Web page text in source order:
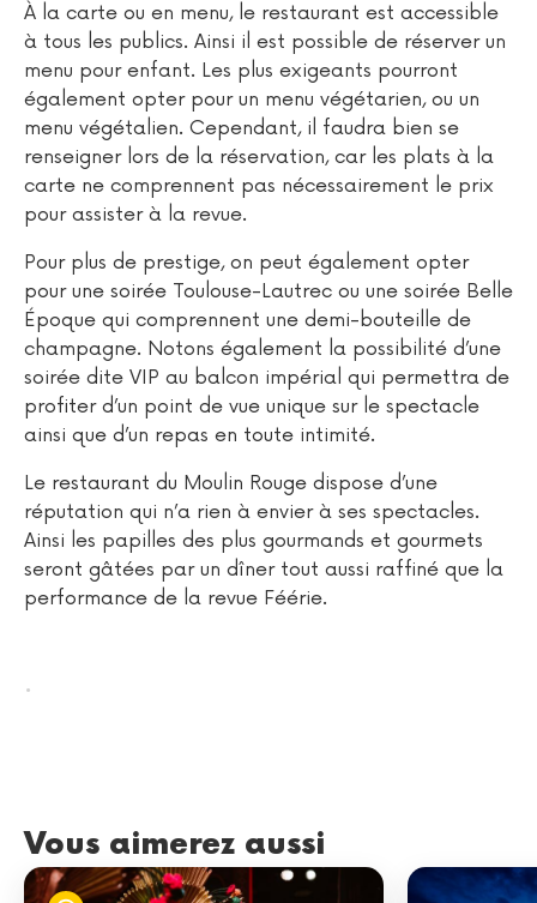
À la carte ou en menu, le restaurant est accessible
à tous les publics. Ainsi il est possible de réserver un
menu pour enfant. Les plus exigeants pourront
également opter pour un menu végétarien, ou un
menu végétalien. Cependant, il faudra bien se
renseigner lors de la réservation, car les plats à la
carte ne comprennent pas nécessairement le prix
pour assister à la revue.
Pour plus de prestige, on peut également opter
pour une soirée Toulouse-Lautrec ou une soirée Belle
Époque qui comprennent une demi-bouteille de
champagne. Notons également la possibilité d’une
soirée dite VIP au balcon impérial qui permettra de
profiter d’un point de vue unique sur le spectacle
ainsi que d’un repas en toute intimité.
Le restaurant du Moulin Rouge dispose d’une
réputation qui n’a rien à envier à ses spectacles.
Ainsi les papilles des plus gourmands et gourmets
seront gâtées par un dîner tout aussi raffiné que la
performance de la revue Féérie.
.
Vous aimerez aussi